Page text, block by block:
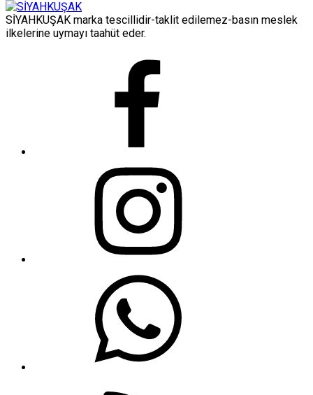
SİYAHKUŞAK marka tescillidir-taklit edilemez-basın meslek
ilkelerine uymayı taahüt eder.